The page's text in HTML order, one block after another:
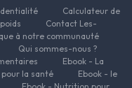
Calculateur de
Contact Les-
à notre communauté
Qui sommes-nous ?
Ebook - La
la santé
Ebook - le